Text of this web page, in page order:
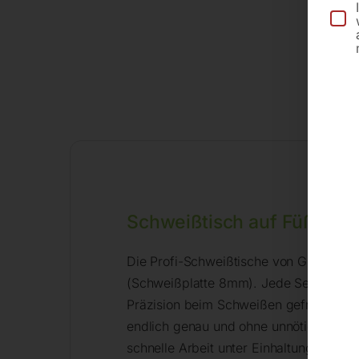
Schweißtisch auf Füßen –
Die Profi-Schweißtische von GPPH
(Schweißplatte 8mm). Jede Serie hat
Präzision beim Schweißen gefragt
endlich genau und ohne unnötige
schnelle Arbeit unter Einhaltung der